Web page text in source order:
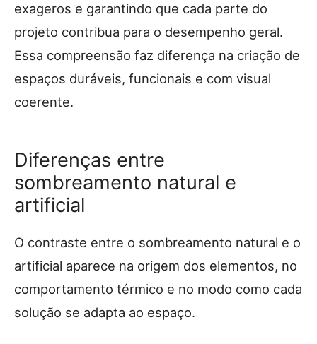
exageros e garantindo que cada parte do
projeto contribua para o desempenho geral.
Essa compreensão faz diferença na criação de
espaços duráveis, funcionais e com visual
coerente.
Diferenças entre
sombreamento natural e
artificial
O contraste entre o sombreamento natural e o
artificial aparece na origem dos elementos, no
comportamento térmico e no modo como cada
solução se adapta ao espaço.